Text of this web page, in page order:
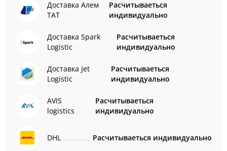
Доставка Алем
ТАТ
Расчитываеться
индивидуально
Доставка Spark
Logistic
Расчитываеться
индивидуально
Доставка Jet
Logistic
Расчитываеться
индивидуально
AVIS
logistics
Расчитываеться
индивидуально
DHL Расчитываеться индивидуально